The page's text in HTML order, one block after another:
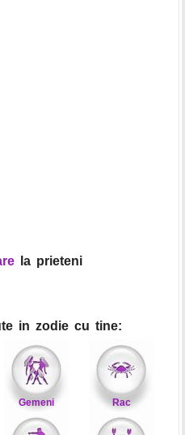
la prieteni
in zodie cu tine:
Gemeni Rac